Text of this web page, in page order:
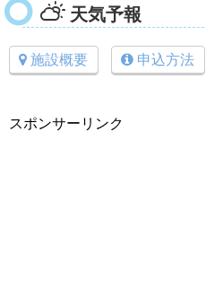
天気予報
施設概要 申込方法
スポンサーリンク